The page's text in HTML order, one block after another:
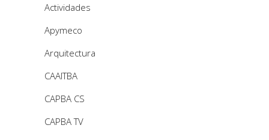
Actividades
Apymeco
Arquitectura
CAAITBA
CAPBA CS
CAPBA TV